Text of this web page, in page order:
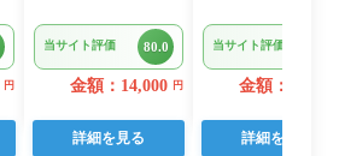
円
ダブル 96ロール
日用品 人気
当サイト評価 80.0
金額：14,000 円
詳細を見る
ト F4 ねぎとろ
(a10-875202606)
当サイト評価
金額：11,000
詳細を見る